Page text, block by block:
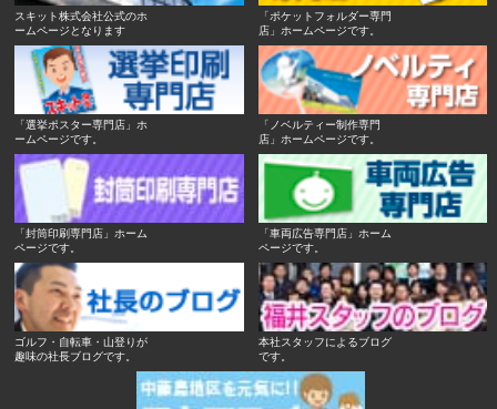
スキット株式会社公式のホ
ームページとなります
「ポケットフォルダー専門
店」ホームページです。
「選挙ポスター専門店」ホ
ームページです。
「ノベルティー制作専門
店」ホームページです。
「封筒印刷専門店」ホーム
ページです。
「車両広告専門店」ホーム
ページです。
ゴルフ・自転車・山登りが
趣味の社長ブログです。
本社スタッフによるブログ
です。